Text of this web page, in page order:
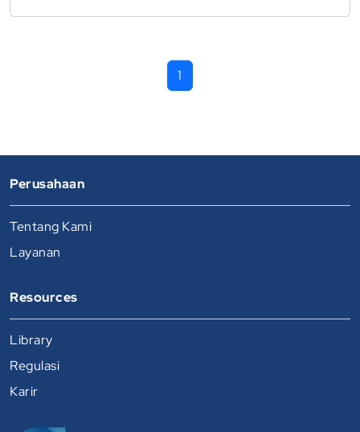
1
Perusahaan
Tentang Kami
Layanan
Resources
Library
Regulasi
Karir